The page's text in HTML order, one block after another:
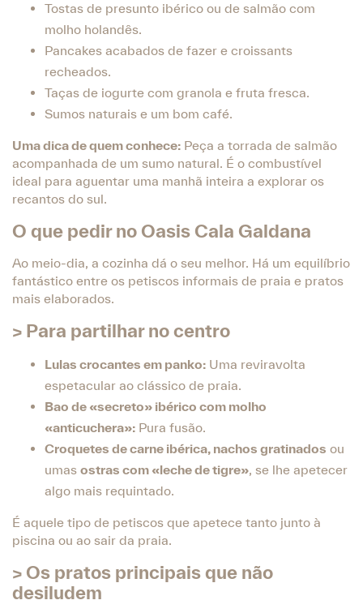
Tostas de presunto ibérico ou de salmão com
molho holandês.
Pancakes acabados de fazer e croissants
recheados.
Taças de iogurte com granola e fruta fresca.
Sumos naturais e um bom café.
Uma dica de quem conhece: Peça a torrada de salmão
acompanhada de um sumo natural. É o combustível
ideal para aguentar uma manhã inteira a explorar os
recantos do sul.
O que pedir no Oasis Cala Galdana
Ao meio-dia, a cozinha dá o seu melhor. Há um equilíbrio
fantástico entre os petiscos informais de praia e pratos
mais elaborados.
> Para partilhar no centro
Lulas crocantes em panko: Uma reviravolta
espetacular ao clássico de praia.
Bao de «secreto» ibérico com molho
«anticuchera»: Pura fusão.
Croquetes de carne ibérica, nachos gratinados ou
umas ostras com «leche de tigre», se lhe apetecer
algo mais requintado.
É aquele tipo de petiscos que apetece tanto junto à
piscina ou ao sair da praia.
> Os pratos principais que não
desiludem